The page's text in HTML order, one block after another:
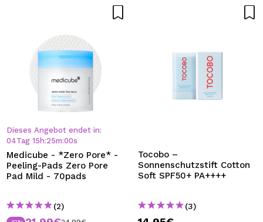
Dieses Angebot endet in:
04Tag 15 h:25m:00s
Medicube - *Zero Pore* -
Peeling-Pads Zero Pore
Pad Mild - 70pads
(2)
Tocobo –
Sonnenschutzstift Cotton
Soft SPF50+ PA++++
(3)